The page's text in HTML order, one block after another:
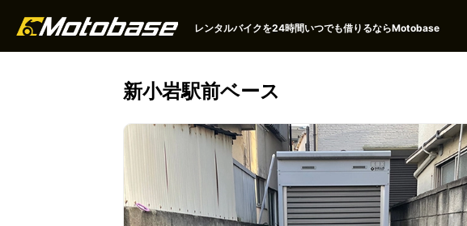
レンタルバイクを24時間いつでも借りるならMotobase
新小岩駅前ベース